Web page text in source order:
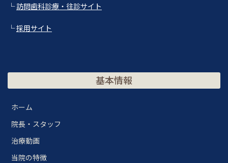
└訪問歯科診療・往診サイト
└採用サイト
基本情報
ホーム
院長・スタッフ
治療動画
当院の特徴